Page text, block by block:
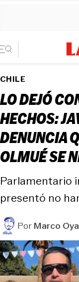
CHILE
LO DEJÓ
HECHOS:
DENUNCIA
OLMUÉ SE
Parlamentario
presentó no
PorMarco